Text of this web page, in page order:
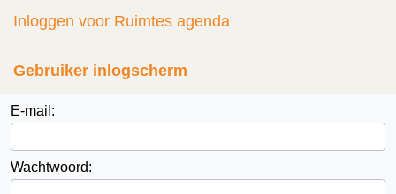
Inloggen voor Ruimtes agenda
Gebruiker inlogscherm
E-mail:
Wachtwoord: